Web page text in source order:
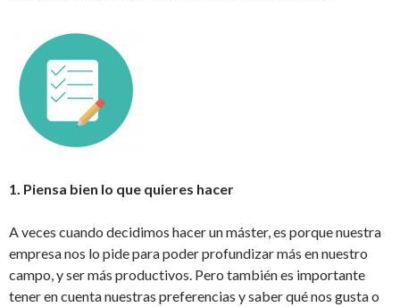
1. Piensa bien lo que quieres hacer
A veces cuando decidimos hacer un máster, es porque nuestra
empresa nos lo pide para poder profundizar más en nuestro
campo, y ser más productivos. Pero también es importante
tener en cuenta nuestras preferencias y saber qué nos gusta o